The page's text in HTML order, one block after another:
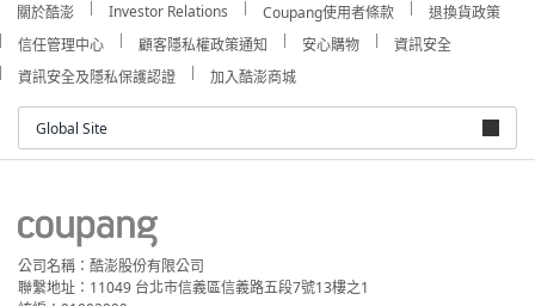
關於酷澎 Investor Relations Coupang使用者條款
退換貨政策
信任管理中心
顧客隱私權政策通知 安心購物
資訊安全
資訊安全及隱私保護認證
加入酷澎商城
Global Site
公司名稱：酷澎股份有限公司
聯繫地址：11049 台北市信義區信義路五段7號13樓之1